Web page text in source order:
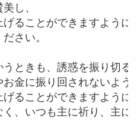
し、
ることができますように
さい。
ときも、誘惑を振り切る
お金に振り回されないよう
ることができますように
、いつも主に祈り、主